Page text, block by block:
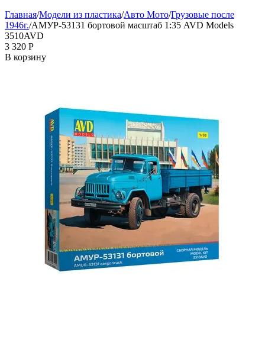
Главная/Модели из пластика/Авто Мото/Грузовые после
1946г./АМУР-53131 бортовой масштаб 1:35 AVD Models
3510AVD
3 320 Р
В корзину